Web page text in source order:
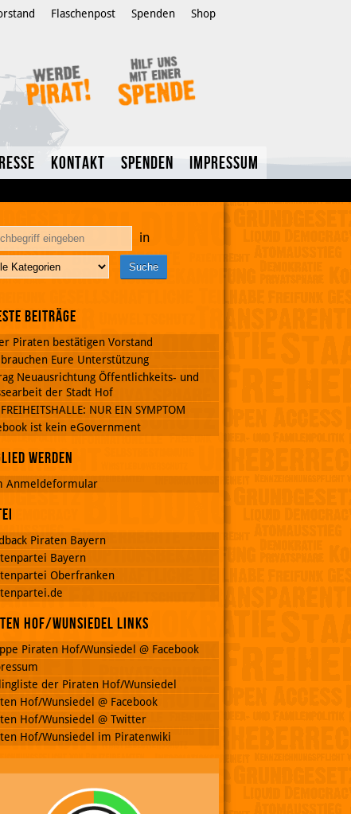
Flaschenpost Spenden Shop
Kontakt Spenden Impressum
in
Beiträge
Piraten bestätigen Vorstand
Eure Unterstützung
Neuausrichtung Öffentlichkeits- und
der Stadt Hof
NUR EIN SYMPTOM
ist kein eGovernment
werden
Anmeldeformular
Piraten Bayern
Bayern
Oberfranken
Hof/Wunsiedel Links
Piraten Hof/Wunsiedel @ Facebook
der Piraten Hof/Wunsiedel
Hof/Wunsiedel @ Facebook
Hof/Wunsiedel @ Twitter
Hof/Wunsiedel im Piratenwiki